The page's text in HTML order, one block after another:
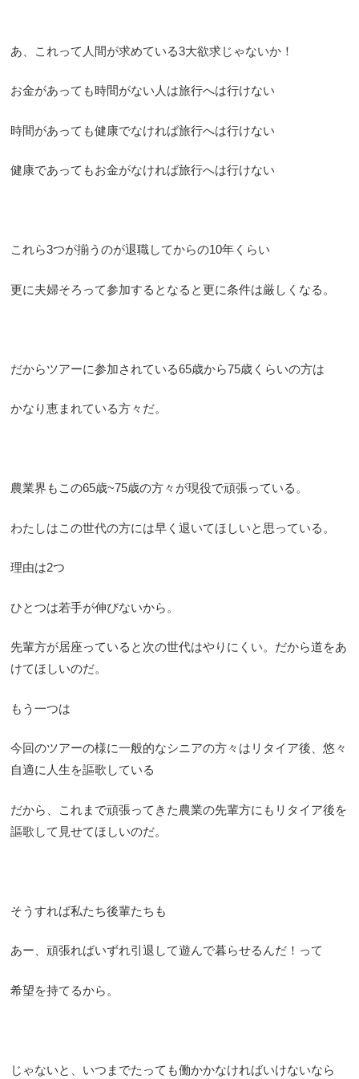
あ、これって人間が求めている3大欲求じゃないか！
お金があっても時間がない人は旅行へは行けない
時間があっても健康でなければ旅行へは行けない
健康であってもお金がなければ旅行へは行けない
これら3つが揃うのが退職してからの10年くらい
更に夫婦そろって参加するとなると更に条件は厳しくなる。
だからツアーに参加されている65歳から75歳くらいの方は
かなり恵まれている方々だ。
農業界もこの65歳~75歳の方々が現役で頑張っている。
わたしはこの世代の方には早く退いてほしいと思っている。
理由は2つ
ひとつは若手が伸びないから。
先輩方が居座っていると次の世代はやりにくい。だから道をあ
けてほしいのだ。
もう一つは
今回のツアーの様に一般的なシニアの方々はリタイア後、悠々
自適に人生を謳歌している
だから、これまで頑張ってきた農業の先輩方にもリタイア後を
謳歌して見せてほしいのだ。
そうすれば私たち後輩たちも
あー、頑張ればいずれ引退して遊んで暮らせるんだ！って
希望を持てるから。
じゃないと、いつまでたっても働かかなければいけないなら